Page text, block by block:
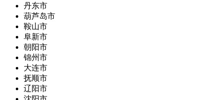
丹东市
葫芦岛市
鞍山市
阜新市
朝阳市
锦州市
大连市
抚顺市
辽阳市